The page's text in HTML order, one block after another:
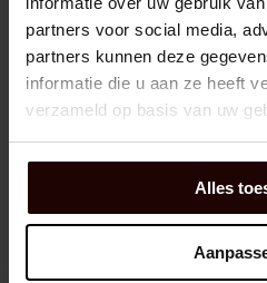
partners voor social media,
partners kunnen deze
informatie die u aan ze heeft
verzameld op basis van uw
Alles
Niet op voorraad 10 dag(en)
EAN: 7316570305401